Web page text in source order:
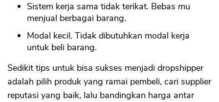
Sistem kerja sama tidak terikat. Bebas mu
menjual berbagai barang.
Modal kecil. Tidak dibutuhkan modal kerja
untuk beli barang.
Sedikit tips untuk bisa sukses menjadi dropshipper
adalah pilih produk yang ramai pembeli, cari supplier
reputasi yang baik, lalu bandingkan harga antar